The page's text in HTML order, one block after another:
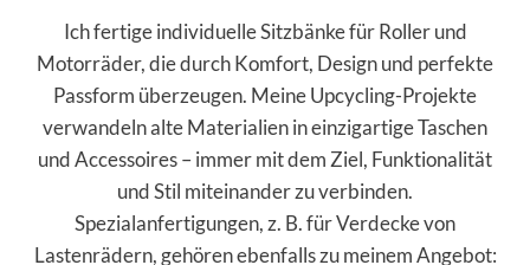
H
U
N
E
E
M
L
Ich fertige individuelle Sitzbänke für Roller und
Motorräder, die durch Komfort, Design und perfekte
Passform überzeugen. Meine Upcycling-Projekte
verwandeln alte Materialien in einzigartige Taschen
und Accessoires – immer mit dem Ziel, Funktionalität
und Stil miteinander zu verbinden.
Spezialanfertigungen, z. B. für Verdecke von
Lastenrädern, gehören ebenfalls zu meinem Angebot: